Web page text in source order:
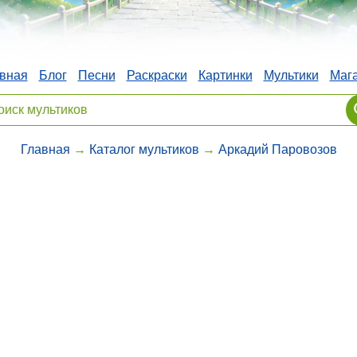
Блог Песни Раскраски Картинки Мультики
Главная → Каталог мультиков → Аркадий Паровозов